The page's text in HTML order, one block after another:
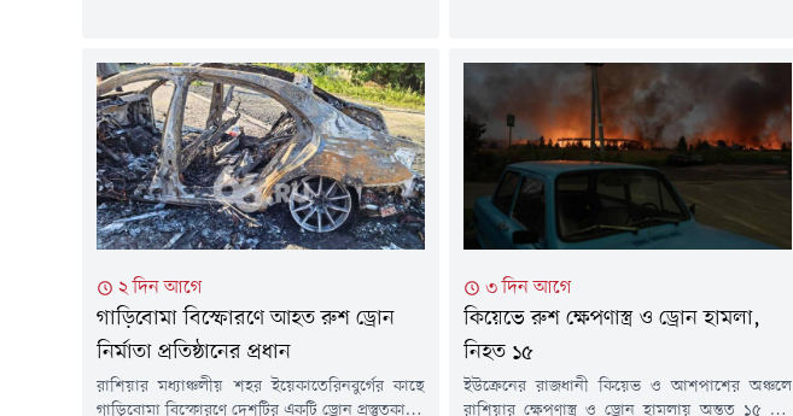
শুক্রবার (৭ আগস্ট) বার্তা সংস্থা রয়টার্সের প্রতিবেদনে
বলা হয়, গত ১৮ জুলাই থেকে রাশিয়ার বিভিন্ন
এলাকায় ওয়াইল্ডবেরিজের গুদাম লক্ষ্য করে প্রায়...
এবং ইউরোপের বিভিন্ন দেশে বিদ্যুৎ ও পরিবহন
ব্যবস্থায় বড় ধরনের চাপ তৈরি হয়েছে।চলমান
তাপপ্রবাহে ইউরোপের বেশ...
২ দিন আগে
গাড়িবোমা বিস্ফোরণে আহত রুশ ড্রোন
নির্মাতা প্রতিষ্ঠানের প্রধান
রাশিয়ার মধ্যাঞ্চলীয় শহর ইয়েকাতেরিনবুর্গের কাছে
গাড়িবোমা বিস্ফোরণে দেশটির একটি ড্রোন প্রস্তুতকারক
৩ দিন আগে
কিয়েভে রুশ ক্ষেপণাস্ত্র ও ড্রোন হামলা,
নিহত ১৫
ইউক্রেনের রাজধানী কিয়েভ ও আশপাশের অঞ্চলে
রাশিয়ার ক্ষেপণাস্ত্র ও ড্রোন হামলায় অন্তত ১৫ জন